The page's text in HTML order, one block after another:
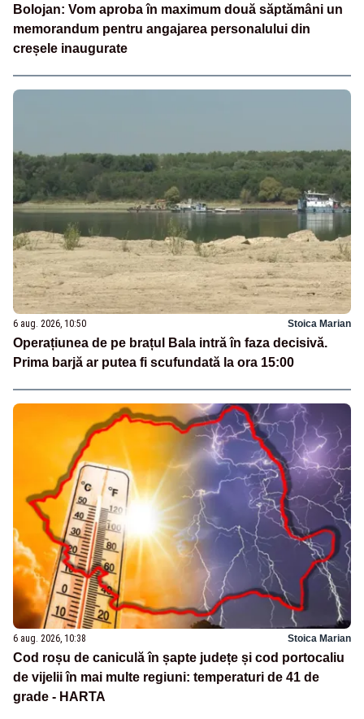
Bolojan: Vom aproba în maximum două săptămâni un
memorandum pentru angajarea personalului din
creșele inaugurate
6 aug. 2026, 10:50 Stoica Marian
Operațiunea de pe brațul Bala intră în faza decisivă.
Prima barjă ar putea fi scufundată la ora 15:00
6 aug. 2026, 10:38 Stoica Marian
Cod roșu de caniculă în șapte județe și cod portocaliu
de vijelii în mai multe regiuni: temperaturi de 41 de
grade - HARTA